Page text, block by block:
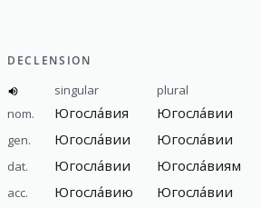
DECLENSION
singular
plural
nom.
Югосла́вия Югосла́вии
gen. Югосла́вии Югосла́вии
dat. Югосла́вии Югосла́виям
acc. Югосла́вию Югосла́вии